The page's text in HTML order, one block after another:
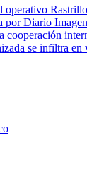
operativo
por Diario
cooperación
se infiltra en